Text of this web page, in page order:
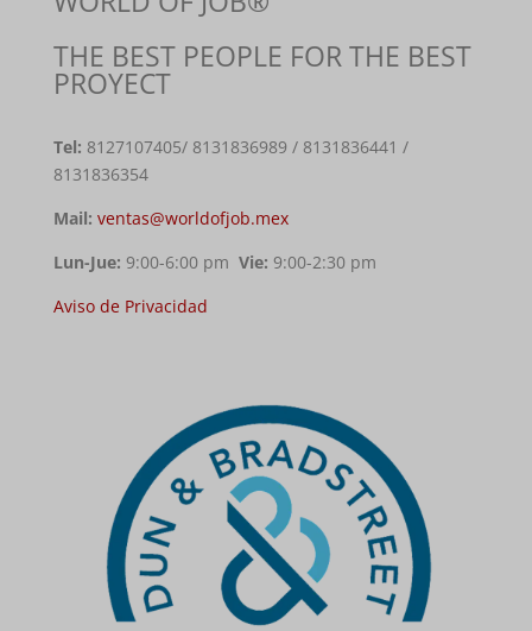
THE BEST PEOPLE FOR THE BEST
PROYECT
Tel: 8127107405/ 8131836989 / 8131836441 /
8131836354
Mail: ventas@worldofjob.mex
Lun-Jue: 9:00-6:00 pm Vie: 9:00-2:30 pm
Aviso de Privacidad